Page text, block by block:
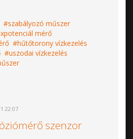
szabályozó műszer
mérő
hűtőtorony vízkezelés
uszodai vízkezelés
22:07
szenzor